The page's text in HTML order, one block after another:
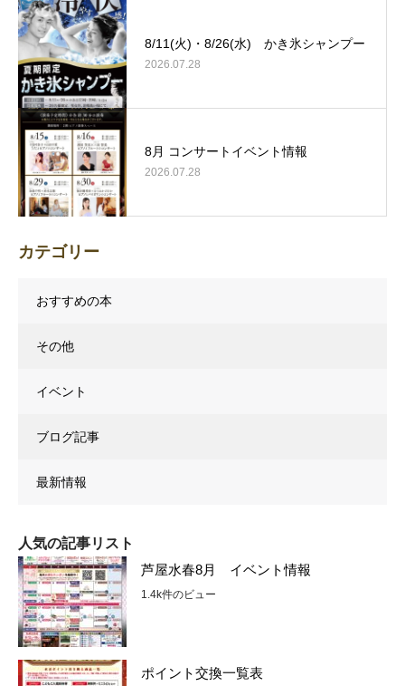
8/11(火)・8/26(水) かき氷シャンプー
2026.07.28
8月 コンサートイベント情報
2026.07.28
カテゴリー
おすすめの本
その他
イベント
ブログ記事
最新情報
人気の記事リスト
芦屋水春8月 イベント情報
1.4k件のビュー
ポイント交換一覧表